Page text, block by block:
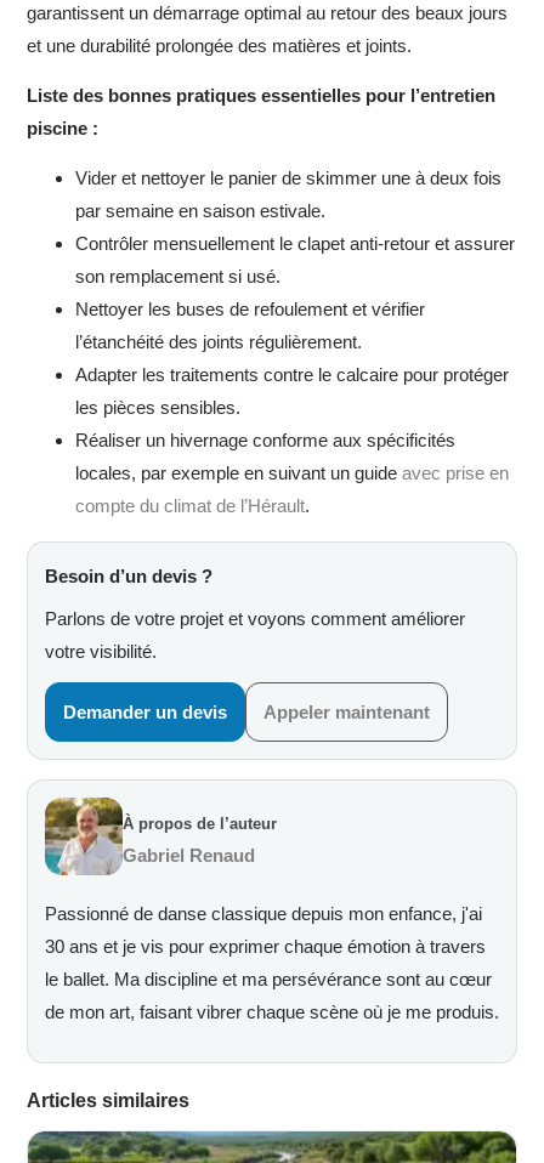
garantissent un démarrage optimal au retour des beaux jours
et une durabilité prolongée des matières et joints.
Liste des bonnes pratiques essentielles pour l’entretien
piscine :
Vider et nettoyer le panier de skimmer une à deux fois
par semaine en saison estivale.
Contrôler mensuellement le clapet anti-retour et assurer
son remplacement si usé.
Nettoyer les buses de refoulement et vérifier
l’étanchéité des joints régulièrement.
Adapter les traitements contre le calcaire pour protéger
les pièces sensibles.
Réaliser un hivernage conforme aux spécificités
locales, par exemple en suivant un guide avec prise en
compte du climat de l’Hérault.
Besoin d’un devis ?
Parlons de votre projet et voyons comment améliorer
votre visibilité.
Demander un devis Appeler maintenant
À propos de l’auteur
Gabriel Renaud
Passionné de danse classique depuis mon enfance, j'ai
30 ans et je vis pour exprimer chaque émotion à travers
le ballet. Ma discipline et ma persévérance sont au cœur
de mon art, faisant vibrer chaque scène où je me produis.
Articles similaires